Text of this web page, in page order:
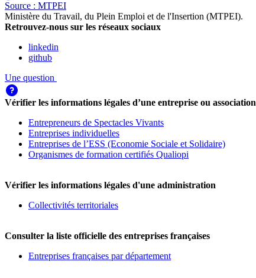
Source : MTPEI
Ministère du Travail, du Plein Emploi et de l'Insertion (MTPEI).
Retrouvez-nous sur les réseaux sociaux
linkedin
github
Une question
Vérifier les informations légales d’une entreprise ou association
Entrepreneurs de Spectacles Vivants
Entreprises individuelles
Entreprises de l’ESS (Economie Sociale et Solidaire)
Organismes de formation certifiés Qualiopi
Vérifier les informations légales d'une administration
Collectivités territoriales
Consulter la liste officielle des entreprises françaises
Entreprises françaises par département